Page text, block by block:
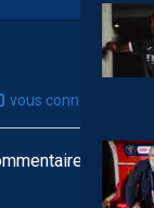
vous connecter